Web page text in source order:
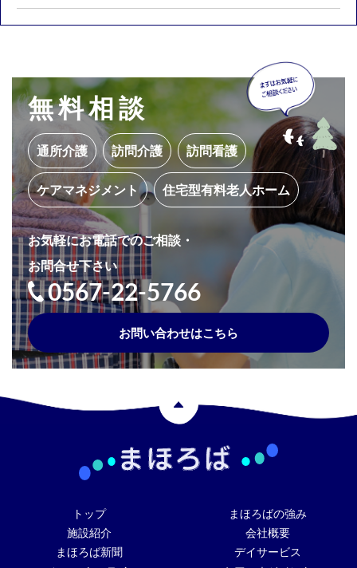
無料相談
通所介護 訪問介護 訪問看護
ケアマネジメント 住宅型有料老人ホーム
お気軽にお電話でのご相談・
お問合せ下さい
0567-22-5766
お問い合わせはこちら
トップ
まほろばの強み
施設紹介
会社概要
まほろば新聞
デイサービス